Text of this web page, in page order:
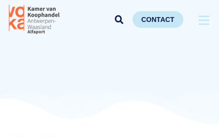
CONTACT